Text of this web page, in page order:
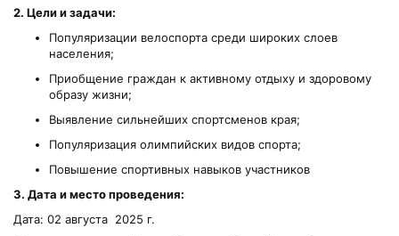
2. Цели и задачи:
Популяризации велоспорта среди широких слоев
населения;
Приобщение граждан к активному отдыху и здоровому
образу жизни;
Выявление сильнейших спортсменов края;
Популяризация олимпийских видов спорта;
Повышение спортивных навыков участников
3. Дата и место проведения:
Дата: 02 августа 2025 г.